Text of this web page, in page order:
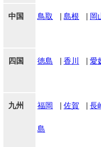
中国 鳥取 島根 岡
四国 徳島 香川 愛
九州 福岡 佐賀 長
島